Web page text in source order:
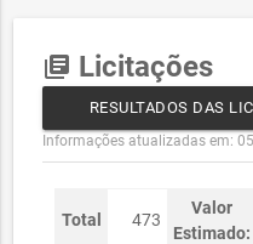
library_books Licitações
RESULTADOS DAS
Informações atualizadas em:
Total 473
Valor
Estimado: